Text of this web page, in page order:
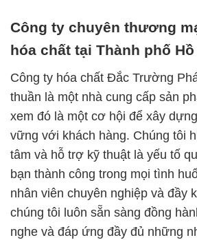
Công ty chuyên thương
hóa chất tại Thành phố
Công ty hóa chất Đắc Trường
thuần là một nhà cung cấp sản
xem đó là một cơ hội để xây
vững với khách hàng. Chúng tôi
tâm và hỗ trợ kỹ thuật là yếu tố
bạn thành công trong mọi tình
nhân viên chuyên nghiệp và đầy
chúng tôi luôn sẵn sàng đồng
nghe và đáp ứng đầy đủ những